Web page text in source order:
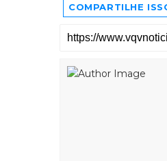
COMPARTILHE